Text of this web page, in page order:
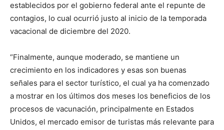
establecidos por el gobierno federal ante el repunte de
contagios, lo cual ocurrió justo al inicio de la temporada
vacacional de diciembre del 2020.
“Finalmente, aunque moderado, se mantiene un
crecimiento en los indicadores y esas son buenas
señales para el sector turístico, el cual ya ha comenzado
a mostrar en los últimos dos meses los beneficios de los
procesos de vacunación, principalmente en Estados
Unidos, el mercado emisor de turistas más relevante para